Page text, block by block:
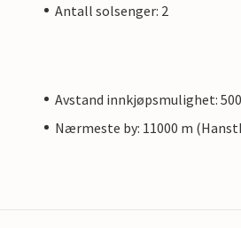
Antall solsenger: 2
Avstand innkjøpsmulighet:
Nærmeste by: 11000 m